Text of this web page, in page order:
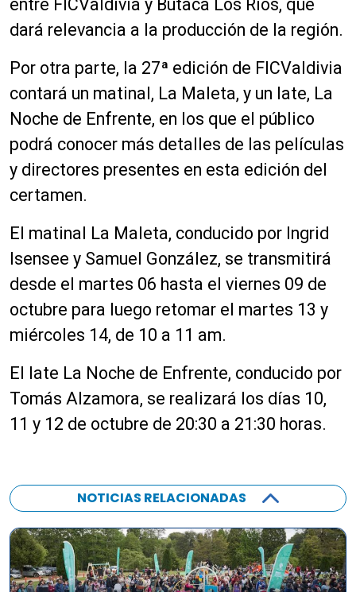
entre FICValdivia y Butaca Los Ríos, que
dará relevancia a la producción de la región.
Por otra parte, la 27ª edición de FICValdivia
contará un matinal, La Maleta, y un late, La
Noche de Enfrente, en los que el público
podrá conocer más detalles de las películas
y directores presentes en esta edición del
certamen.
El matinal La Maleta, conducido por Ingrid
Isensee y Samuel González, se transmitirá
desde el martes 06 hasta el viernes 09 de
octubre para luego retomar el martes 13 y
miércoles 14, de 10 a 11 am.
El late La Noche de Enfrente, conducido por
Tomás Alzamora, se realizará los días 10,
11 y 12 de octubre de 20:30 a 21:30 horas.
NOTICIAS RELACIONADAS